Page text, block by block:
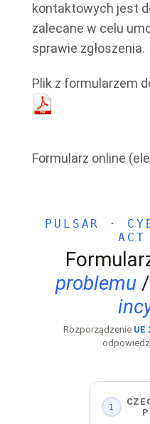
kontaktowych jest
zalecane w celu
sprawie zgłoszenia.
Plik z formularzem
Formularz online
PULSAR ·
problemu/
Rozporządzenie UE
1